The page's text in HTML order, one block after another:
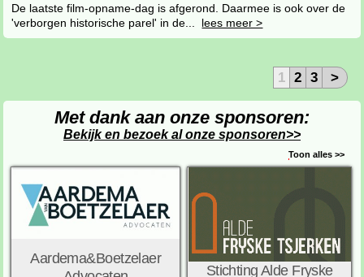
De laatste film-opname-dag is afgerond. Daarmee is ook over de
'verborgen historische parel' in de... lees meer >
1 2 3 >
Met dank aan onze sponsoren:
Bekijk en bezoek al onze sponsoren>>
Aardema&Boetzelaer
Stichting Alde Fryske
Toon alles >>